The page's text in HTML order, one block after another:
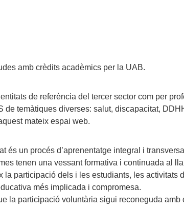
amb crèdits acadèmics per la UAB.
de referència del tercer sector com per
de temàtiques diverses: salut, discapacitat,
mateix espai web.
és un procés d’aprenentatge integral i
tenen una vessant formativa i continuada al
la participació dels i les estudiants, les activitats
més implicada i compromesa.
la participació voluntària sigui reconeguda amb